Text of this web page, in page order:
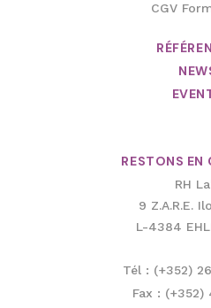
CGV
RESTONS EN
RH
9 Z.A.R.E.
L-4384
Tél : (+352)
Fax : (+352)